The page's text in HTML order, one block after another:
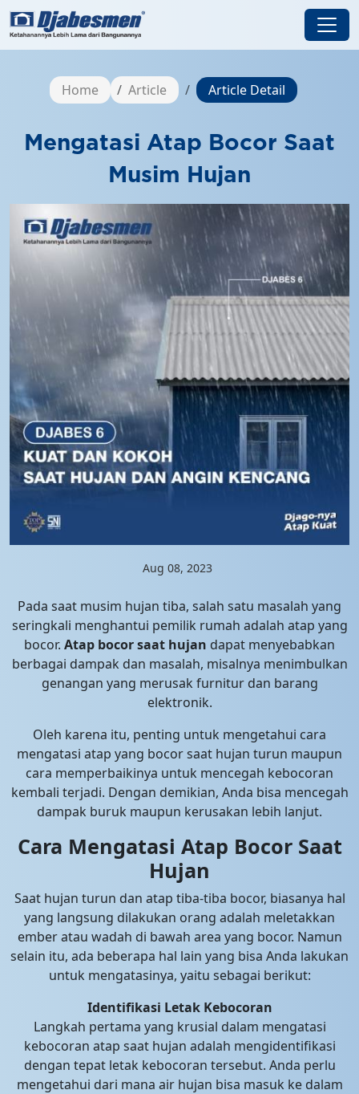
Home Article Article Detail
Mengatasi Atap Bocor Saat
Musim Hujan
Aug 08, 2023
Pada saat musim hujan tiba, salah satu masalah yang
seringkali menghantui pemilik rumah adalah atap yang
bocor. Atap bocor saat hujan dapat menyebabkan
berbagai dampak dan masalah, misalnya menimbulkan
genangan yang merusak furnitur dan barang
elektronik.
Oleh karena itu, penting untuk mengetahui cara
mengatasi atap yang bocor saat hujan turun maupun
cara memperbaikinya untuk mencegah kebocoran
kembali terjadi. Dengan demikian, Anda bisa mencegah
dampak buruk maupun kerusakan lebih lanjut.
Cara Mengatasi Atap Bocor Saat
Hujan
Saat hujan turun dan atap tiba-tiba bocor, biasanya hal
yang langsung dilakukan orang adalah meletakkan
ember atau wadah di bawah area yang bocor. Namun
selain itu, ada beberapa hal lain yang bisa Anda lakukan
untuk mengatasinya, yaitu sebagai berikut:
Identifikasi Letak Kebocoran
Langkah pertama yang krusial dalam mengatasi
kebocoran atap saat hujan adalah mengidentifikasi
dengan tepat letak kebocoran tersebut. Anda perlu
mengetahui dari mana air hujan bisa masuk ke dalam